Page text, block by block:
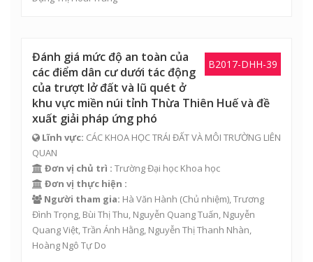
B2017-DHH-39
Đánh giá mức độ an toàn của
các điểm dân cư dưới tác động
của trượt lở đất và lũ quét ở
khu vực miền núi tỉnh Thừa Thiên Huế và đề
xuất giải pháp ứng phó
Lĩnh vực: CÁC KHOA HỌC TRÁI ĐẤT VÀ MÔI TRƯỜNG LIÊN
QUAN
Đơn vị chủ trì : Trường Đại học Khoa học
Đơn vị thực hiện :
Người tham gia: Hà Văn Hành (Chủ nhiệm),Trương
Đình Trọng, Bùi Thị Thu, Nguyễn Quang Tuấn, Nguyễn
Quang Việt,Trần Ánh Hằng, Nguyễn Thị Thanh Nhàn,
Hoàng Ngô Tự Do